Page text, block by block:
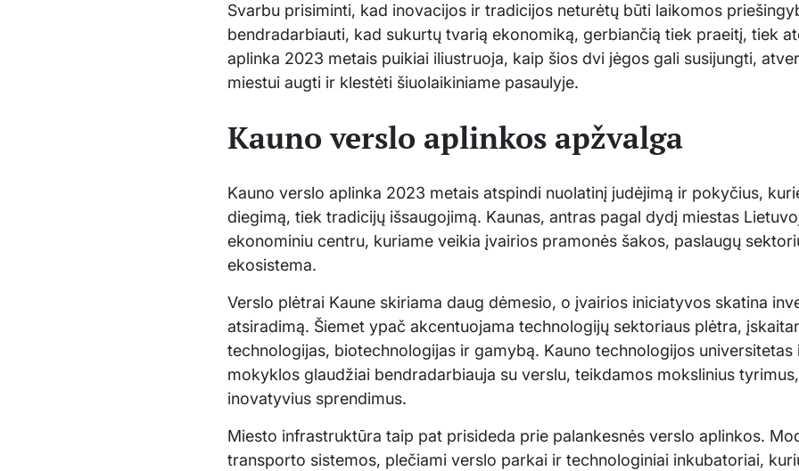
Svarbu prisiminti, kad inovacijos ir tradicijos neturėtų būti laikomos
bendradarbiauti, kad sukurtų tvarią ekonomiką, gerbiančią tiek praeitį, tiek
aplinka 2023 metais puikiai iliustruoja, kaip šios dvi jėgos gali susijungti,
miestui augti ir klestėti šiuolaikiniame pasaulyje.
Kauno verslo aplinkos apžvalga
Kauno verslo aplinka 2023 metais atspindi nuolatinį judėjimą ir pokyčius,
diegimą, tiek tradicijų išsaugojimą. Kaunas, antras pagal dydį miestas
ekonominiu centru, kuriame veikia įvairios pramonės šakos, paslaugų
ekosistema.
Verslo plėtrai Kaune skiriama daug dėmesio, o įvairios iniciatyvos skatina
atsiradimą. Šiemet ypač akcentuojama technologijų sektoriaus plėtra,
technologijas, biotechnologijas ir gamybą. Kauno technologijos
mokyklos glaudžiai bendradarbiauja su verslu, teikdamos mokslinius
inovatyvius sprendimus.
Miesto infrastruktūra taip pat prisideda prie palankesnės verslo aplinkos.
transporto sistemos, plečiami verslo parkai ir technologiniai inkubatoriai,